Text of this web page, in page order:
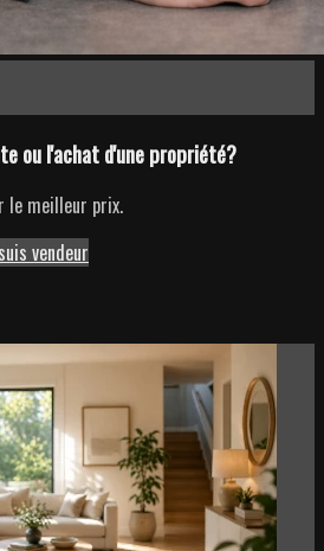
ou l'achat d'une propriété?
le meilleur prix.
vendeur